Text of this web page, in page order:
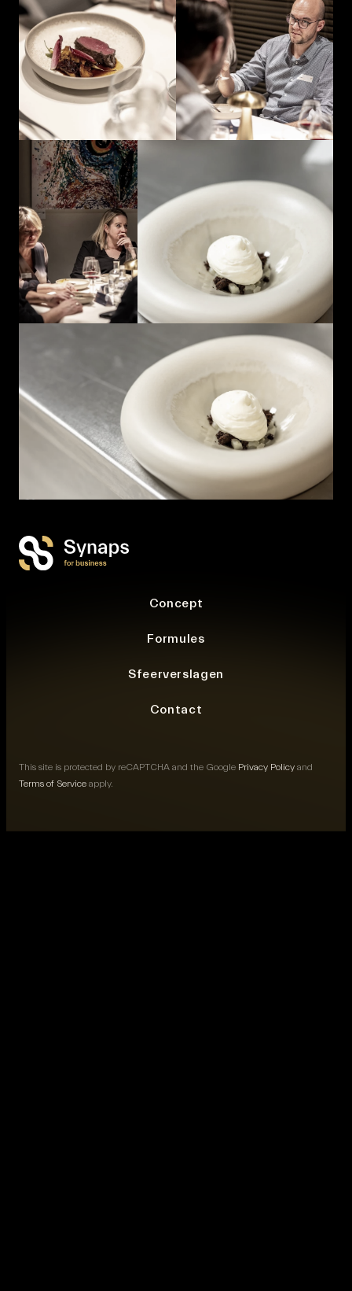
Concept
Formules
Sfeerverslagen
Contact
This site is protected by reCAPTCHA and the Google Privacy Policy and
Terms of Service apply.